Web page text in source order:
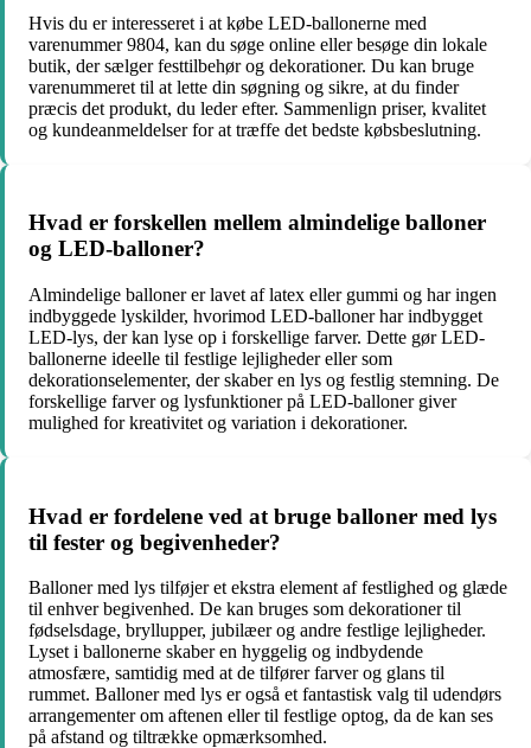
Hvis du er interesseret i at købe LED-ballonerne med
varenummer 9804, kan du søge online eller besøge din lokale
butik, der sælger festtilbehør og dekorationer. Du kan bruge
varenummeret til at lette din søgning og sikre, at du finder
præcis det produkt, du leder efter. Sammenlign priser, kvalitet
og kundeanmeldelser for at træffe det bedste købsbeslutning.
Hvad er forskellen mellem almindelige balloner
og LED-balloner?
Almindelige balloner er lavet af latex eller gummi og har ingen
indbyggede lyskilder, hvorimod LED-balloner har indbygget
LED-lys, der kan lyse op i forskellige farver. Dette gør LED-
ballonerne ideelle til festlige lejligheder eller som
dekorationselementer, der skaber en lys og festlig stemning. De
forskellige farver og lysfunktioner på LED-balloner giver
mulighed for kreativitet og variation i dekorationer.
Hvad er fordelene ved at bruge balloner med lys
til fester og begivenheder?
Balloner med lys tilføjer et ekstra element af festlighed og glæde
til enhver begivenhed. De kan bruges som dekorationer til
fødselsdage, bryllupper, jubilæer og andre festlige lejligheder.
Lyset i ballonerne skaber en hyggelig og indbydende
atmosfære, samtidig med at de tilfører farver og glans til
rummet. Balloner med lys er også et fantastisk valg til udendørs
arrangementer om aftenen eller til festlige optog, da de kan ses
på afstand og tiltrække opmærksomhed.